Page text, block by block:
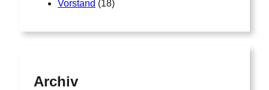
Vorstand (18)
Archiv